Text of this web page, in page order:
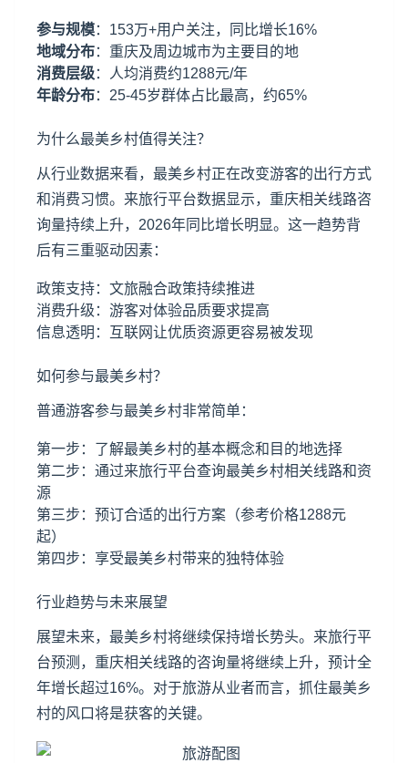
参与规模：153万+用户关注，同比增长16%
地域分布： 重庆及周边城市为主要目的地
消费层级：人均消费约1288元/年
年龄分布：25-45岁群体占比最高，约65%
为什么最美乡村值得关注？
从行业数据来看，最美乡村正在改变游客的出行方式
和消费习惯。来旅行平台数据显示，重庆相关线路咨
询量持续上升，2026年同比增长明显。这一趋势背
后有三重驱动因素：
政策支持：文旅融合政策持续推进
消费升级：游客对体验品质要求提高
信息透明：互联网让优质资源更容易被发现
如何参与最美乡村？
普通游客参与最美乡村非常简单：
第一步：了解最美乡村的基本概念和目的地选择
第二步：通过来旅行平台查询最美乡村相关线路和资
源
第三步：预订合适的出行方案（参考价格1288元
起）
第四步：享受最美乡村带来的独特体验
行业趋势与未来展望
展望未来，最美乡村将继续保持增长势头。来旅行平
台预测，重庆相关线路的咨询量将继续上升，预计全
年增长超过16%。对于旅游从业者而言，抓住最美乡
村的风口将是获客的关键。